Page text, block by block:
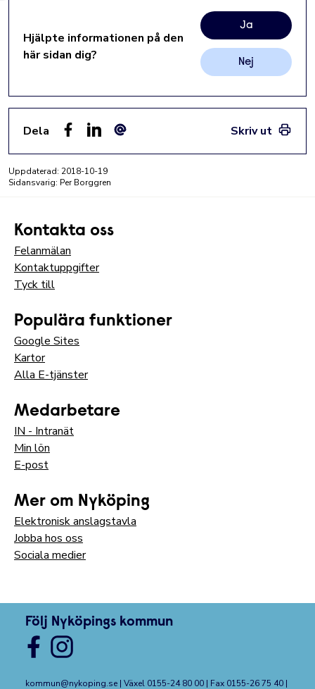
Hjälpte informationen på den
här sidan dig?
Ja
Nej
Dela
Skriv ut
Uppdaterad: 2018-10-19
Sidansvarig: Per Borggren
Kontakta oss
Felanmälan
Kontaktuppgifter
Tyck till
Populära funktioner
Google Sites
Kartor
Alla E-tjänster
Medarbetare
IN - Intranät
Min lön
E-post
Mer om Nyköping
Elektronisk anslagstavla
Jobba hos oss
Sociala medier
Följ Nyköpings kommun
kommun@nykoping.se | Växel 0155-24 80 00 | Fax 0155-26 75 40 |